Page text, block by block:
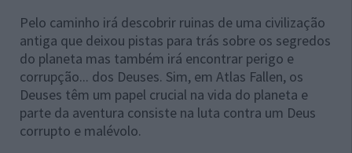
Pelo caminho irá descobrir ruinas de uma civilização
antiga que deixou pistas para trás sobre os segredos
do planeta mas também irá encontrar perigo e
corrupção... dos Deuses. Sim, em Atlas Fallen, os
Deuses têm um papel crucial na vida do planeta e
parte da aventura consiste na luta contra um Deus
corrupto e malévolo.